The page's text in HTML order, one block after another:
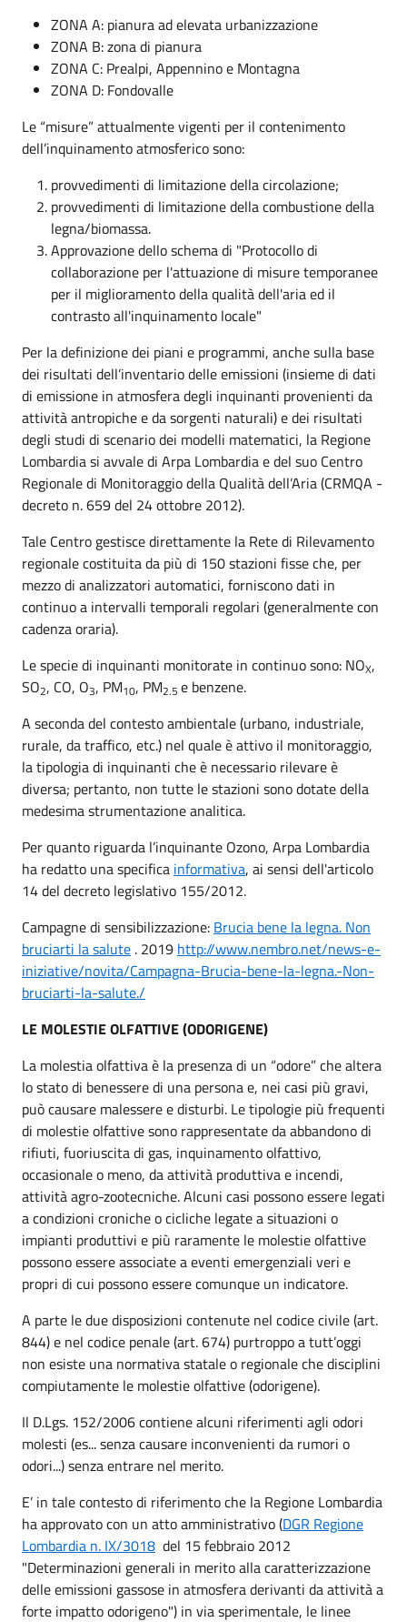
ZONA A: pianura ad elevata urbanizzazione
ZONA B: zona di pianura
ZONA C: Prealpi, Appennino e Montagna
ZONA D: Fondovalle
Le “misure” attualmente vigenti per il contenimento
dell’inquinamento atmosferico sono:
provvedimenti di limitazione della circolazione;
provvedimenti di limitazione della combustione della
legna/biomassa.
Approvazione dello schema di "Protocollo di
collaborazione per l'attuazione di misure temporanee
per il miglioramento della qualità dell'aria ed il
contrasto all'inquinamento locale"
Per la definizione dei piani e programmi, anche sulla base
dei risultati dell’inventario delle emissioni (insieme di dati
di emissione in atmosfera degli inquinanti provenienti da
attività antropiche e da sorgenti naturali) e dei risultati
degli studi di scenario dei modelli matematici, la Regione
Lombardia si avvale di Arpa Lombardia e del suo Centro
Regionale di Monitoraggio della Qualità dell’Aria (CRMQA -
decreto n. 659 del 24 ottobre 2012).
Tale Centro gestisce direttamente la Rete di Rilevamento
regionale costituita da più di 150 stazioni fisse che, per
mezzo di analizzatori automatici, forniscono dati in
continuo a intervalli temporali regolari (generalmente con
cadenza oraria).
Le specie di inquinanti monitorate in continuo sono: NOX,
SO2, CO, O3, PM10, PM2.5 e benzene.
A seconda del contesto ambientale (urbano, industriale,
rurale, da traffico, etc.) nel quale è attivo il monitoraggio,
la tipologia di inquinanti che è necessario rilevare è
diversa; pertanto, non tutte le stazioni sono dotate della
medesima strumentazione analitica.
Per quanto riguarda l’inquinante Ozono, Arpa Lombardia
ha redatto una specifica informativa, ai sensi dell'articolo
14 del decreto legislativo 155/2012.
Campagne di sensibilizzazione: Brucia bene la legna. Non
bruciarti la salute . 2019 http://www.nembro.net/news-e-
iniziative/novita/Campagna-Brucia-bene-la-legna.-Non-
bruciarti-la-salute./
LE MOLESTIE OLFATTIVE (ODORIGENE)
La molestia olfattiva è la presenza di un “odore” che altera
lo stato di benessere di una persona e, nei casi più gravi,
può causare malessere e disturbi. Le tipologie più frequenti
di molestie olfattive sono rappresentate da abbandono di
rifiuti, fuoriuscita di gas, inquinamento olfattivo,
occasionale o meno, da attività produttiva e incendi,
attività agro-zootecniche. Alcuni casi possono essere legati
a condizioni croniche o cicliche legate a situazioni o
impianti produttivi e più raramente le molestie olfattive
possono essere associate a eventi emergenziali veri e
propri di cui possono essere comunque un indicatore.
A parte le due disposizioni contenute nel codice civile (art.
844) e nel codice penale (art. 674) purtroppo a tutt’oggi
non esiste una normativa statale o regionale che disciplini
compiutamente le molestie olfattive (odorigene).
Il D.Lgs. 152/2006 contiene alcuni riferimenti agli odori
molesti (es... senza causare inconvenienti da rumori o
odori...) senza entrare nel merito.
E’ in tale contesto di riferimento che la Regione Lombardia
ha approvato con un atto amministrativo (DGR Regione
Lombardia n. IX/3018 del 15 febbraio 2012
"Determinazioni generali in merito alla caratterizzazione
delle emissioni gassose in atmosfera derivanti da attività a
forte impatto odorigeno") in via sperimentale, le linee